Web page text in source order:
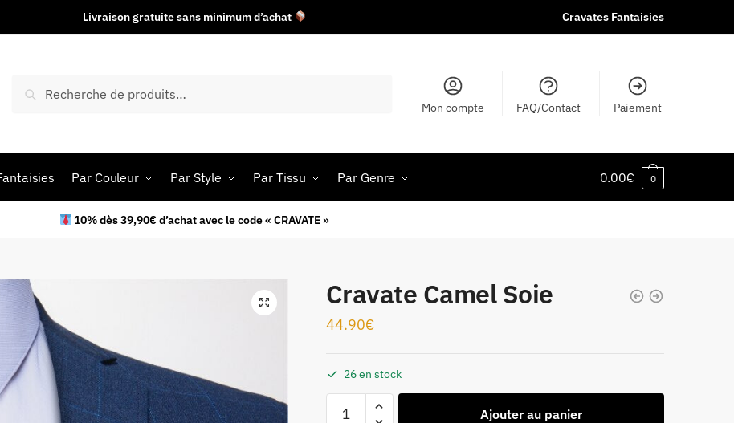
Livraison gratuite sans minimum d’achat Cravates Fantaisies
Recherche
Mon compte FAQ/Contact Paiement
Par Couleur Par Style Par Tissu Par Genre 0.00€ 0
10% dès 39,90€ d’achat avec le code « CRAVATE »
Cravate Camel Soie
44.90€
26 en stock
Ajouter au panier